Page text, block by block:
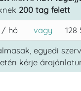
200 tag felett
/ hó
vagy
egyedi
kérje